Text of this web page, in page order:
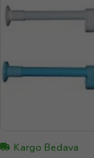
Kargo Bedava